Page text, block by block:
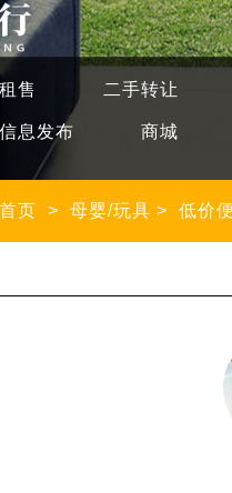
售 二手转让
信息发布 商城
页 > 母婴/玩具 > 低价